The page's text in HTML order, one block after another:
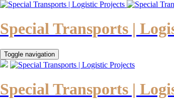
Special Transports |
Toggle navigation
Special Transports |